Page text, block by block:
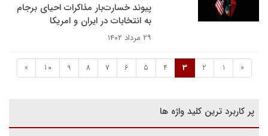
پیوند خسارت‌بار مذاکرات احیای برجام
به انتخابات در ایران و امریکا
۲۹ مرداد ۱۴۰۲
«
1
2
3
4
5
6
7
8
9
10
»
پر کاربرد ترین کلید واژه ها